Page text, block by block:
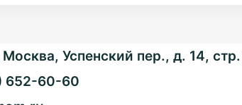
Успенский пер., д. 14,
652-60-60